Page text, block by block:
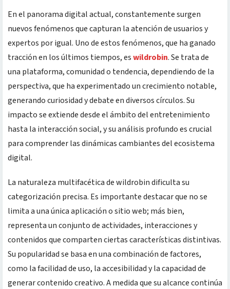
En el panorama digital actual, constantemente surgen
nuevos fenómenos que capturan la atención de usuarios y
expertos por igual. Uno de estos fenómenos, que ha ganado
tracción en los últimos tiempos, eswildrobin. Se trata de
una plataforma, comunidad o tendencia, dependiendo de la
perspectiva, que ha experimentado un crecimiento notable,
generando curiosidad y debate en diversos círculos. Su
impacto se extiende desde el ámbito del entretenimiento
hasta la interacción social, y su análisis profundo es crucial
para comprender las dinámicas cambiantes del ecosistema
digital.
La naturaleza multifacética de wildrobin dificulta su
categorización precisa. Es importante destacar que no se
limita a una única aplicación o sitio web; más bien,
representa un conjunto de actividades, interacciones y
contenidos que comparten ciertas características distintivas.
Su popularidad se basa en una combinación de factores,
como la facilidad de uso, la accesibilidad y la capacidad de
generar contenido creativo. A medida que su alcance continúa